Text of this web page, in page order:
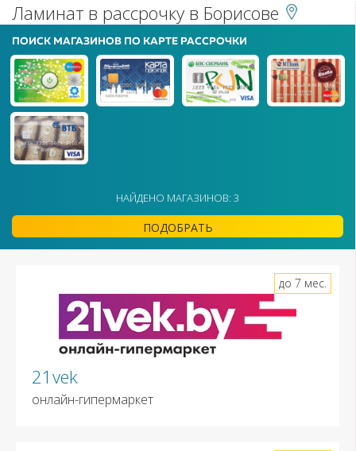
Ламинат в рассрочку в Борисове
ПОИСК МАГАЗИНОВ ПО КАРТЕ РАССРОЧКИ
НАЙДЕНО МАГАЗИНОВ: 3
ПОДОБРАТЬ
21vek
онлайн-гипермаркет
до 7 мес.